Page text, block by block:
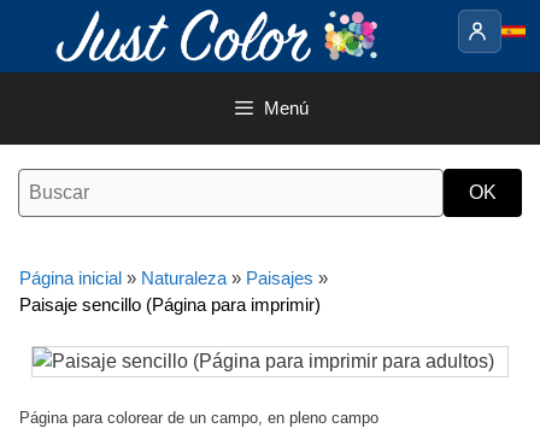
contenido
Menú
Página inicial » Naturaleza » Paisajes »
Paisaje sencillo (Página para imprimir)
Página para colorear de un campo, en pleno campo